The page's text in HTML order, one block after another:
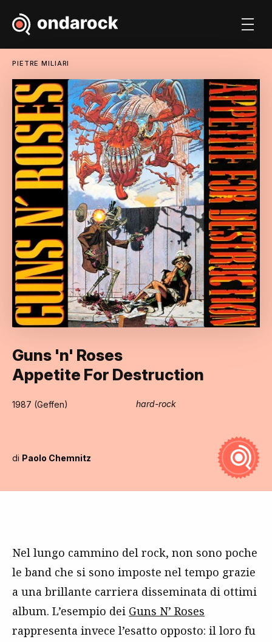
PIETRE MILIARI
Guns 'n' Roses
Appetite For Destruction
1987 (Geffen) hard-rock
di Paolo Chemnitz
Nel lungo cammino del rock, non sono poche
le band che si sono imposte nel tempo grazie
a una brillante carriera disseminata di ottimi
album. L’esempio dei Guns N’ Roses
rappresenta invece l’esatto opposto: il loro fu